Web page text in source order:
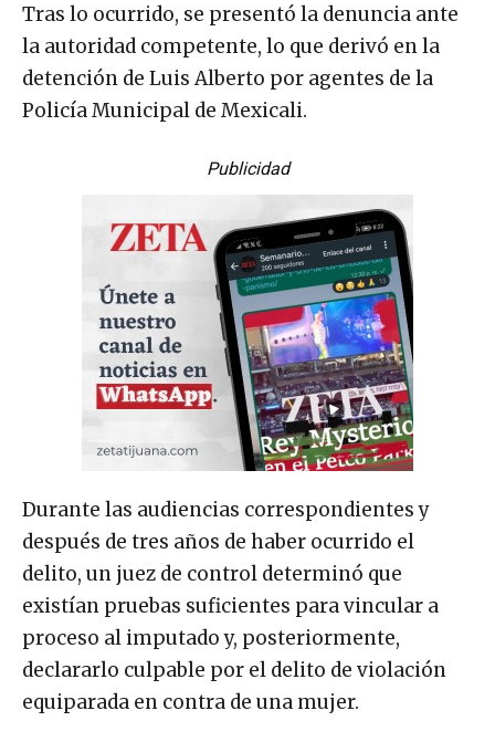
Tras lo ocurrido, se presentó la denuncia ante
la autoridad competente, lo que derivó en la
detención de Luis Alberto por agentes de la
Policía Municipal de Mexicali.
Publicidad
Durante las audiencias correspondientes y
después de tres años de haber ocurrido el
delito, un juez de control determinó que
existían pruebas suficientes para vincular a
proceso al imputado y, posteriormente,
declararlo culpable por el delito de violación
equiparada en contra de una mujer.